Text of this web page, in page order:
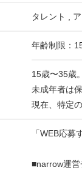
タレント ,
年齢制限：
15歳〜35歳
未成年者は
現在、特定
「WEB応募
■narrow運